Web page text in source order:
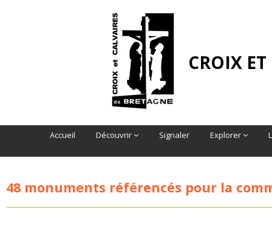
CROIX
Accueil Découvrir Signaler Explorer
48 monuments référencés pour la